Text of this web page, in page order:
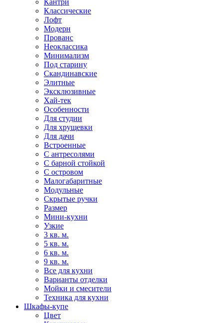
Кантри
Классические
Лофт
Модерн
Прованс
Неоклассика
Минимализм
Под старину
Скандинавские
Элитные
Эксклюзивные
Хай-тек
Особенности
Для студии
Для хрущевки
Для дачи
Встроенные
С антресолями
С барной стойкой
С островом
Малогабаритные
Модульные
Скрытые ручки
Размер
Мини-кухни
Узкие
3 кв. м.
5 кв. м.
6 кв. м.
9 кв. м.
Все для кухни
Варианты отделки
Мойки и смесители
Техника для кухни
Шкафы-купе
Цвет